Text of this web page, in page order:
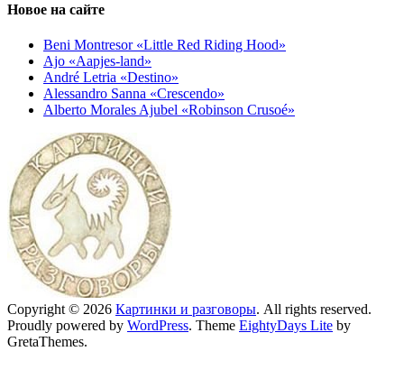
Новое на сайте
Beni Montresor «Little Red Riding Hood»
Ajo «Aapjes-land»
André Letria «Destino»
Alessandro Sanna «Crescendo»
Alberto Morales Ajubel «Robinson Crusoé»
Copyright © 2026 Картинки и разговоры. All rights reserved.
Proudly powered by WordPress. Theme EightyDays Lite by
GretaThemes.